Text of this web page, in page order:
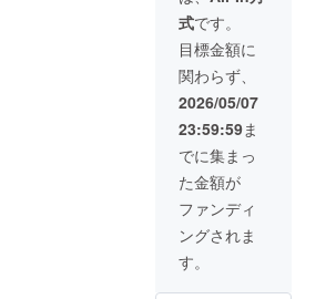
期が遅
れる場
合がご
ざいま
す。
予定価
格：
15,920
円 （税
込） ※
送料無
料で
す。 ※
ご注文
状況、
使用部
材の供
給状
況、製
合など
式です。
目標金額に
関わらず、
2026/05/07
23:59:59ま
でに集まっ
た金額が
ファンディ
ングされま
す。